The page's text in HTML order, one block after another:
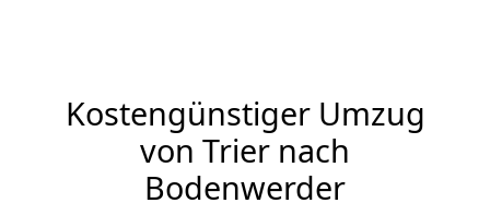
Kostengünstiger Umzug
von Trier nach
Bodenwerder